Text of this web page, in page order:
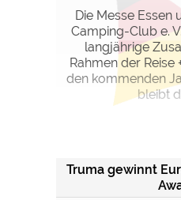
Die Messe Essen
Camping-Club e.
langjährige
Rahmen der Reise
den kommenden
bleibt
Truma gewinnt